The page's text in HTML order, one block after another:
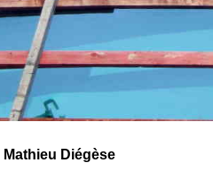
Mathieu Diégèse